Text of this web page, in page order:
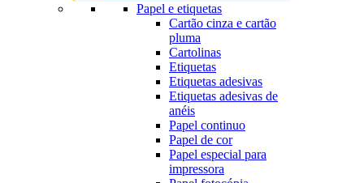
Papel e etiquetas
Cartão cinza e cartão
pluma
Cartolinas
Etiquetas
Etiquetas adesivas
Etiquetas adesivas de
anéis
Papel continuo
Papel de cor
Papel especial para
impressora